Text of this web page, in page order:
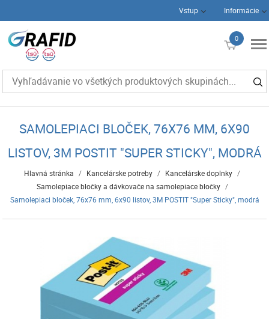
Vstup Informácie
0
€0
SAMOLEPIACI BLOČEK, 76X76 MM, 6X90
LISTOV, 3M POSTIT "SUPER STICKY", MODRÁ
Hlavná stránka / Kancelárske potreby / Kancelárske doplnky /
Samolepiace bločky a dávkovače na samolepiace bločky /
Samolepiaci bloček, 76x76 mm, 6x90 listov, 3M POSTIT "Super Sticky", modrá